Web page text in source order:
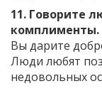
11. Говорите
комплименты.
Вы дарите
Люди любят
недовольных